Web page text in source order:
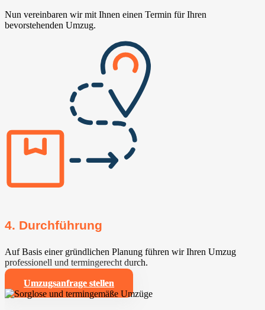
Nun vereinbaren wir mit Ihnen einen Termin für Ihren
bevorstehenden Umzug.
4. Durchführung
Auf Basis einer gründlichen Planung führen wir Ihren Umzug
professionell und termingerecht durch.
Umzugsanfrage stellen